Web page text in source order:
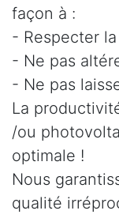
façon à :
- Respecter
- Ne pas
- Ne pas
La
/ou
optimale !
Nous
qualité